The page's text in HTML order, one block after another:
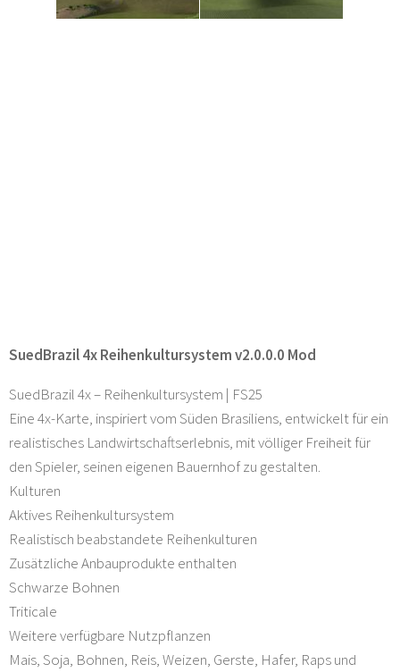
SuedBrazil 4x Reihenkultursystem v2.0.0.0 Mod
SuedBrazil 4x – Reihenkultursystem | FS25
Eine 4x-Karte, inspiriert vom Süden Brasiliens, entwickelt für ein
realistisches Landwirtschaftserlebnis, mit völliger Freiheit für
den Spieler, seinen eigenen Bauernhof zu gestalten.
Kulturen
Aktives Reihenkultursystem
Realistisch beabstandete Reihenkulturen
Zusätzliche Anbauprodukte enthalten
Schwarze Bohnen
Triticale
Weitere verfügbare Nutzpflanzen
Mais, Soja, Bohnen, Reis, Weizen, Gerste, Hafer, Raps und